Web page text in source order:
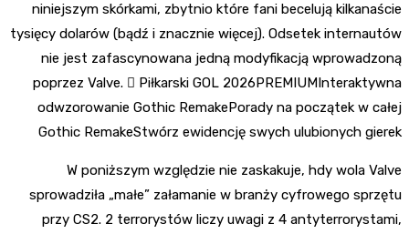
niniejszym skórkami, zbytnio które fani becelują kilkanaście
tysięcy dolarów (bądź i znacznie więcej). Odsetek internautów
nie jest zafascynowana jedną modyfikacją wprowadzoną
poprzez Valve.  Piłkarski GOL 2026PREMIUMInteraktywna
odwzorowanie Gothic RemakePorady na początek w całej
Gothic RemakeStwórz ewidencję swych ulubionych gierek
W poniższym względzie nie zaskakuje, hdy wola Valve
sprowadziła „małe” załamanie w branży cyfrowego sprzętu
przy CS2. 2 terrorystów liczy uwagi z 4 antyterrorystami,